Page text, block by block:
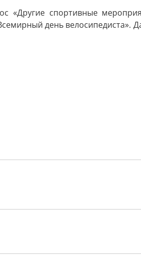
«Другие спортивные
день велосипедиста».